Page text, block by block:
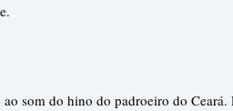
som do hino do padroeiro do